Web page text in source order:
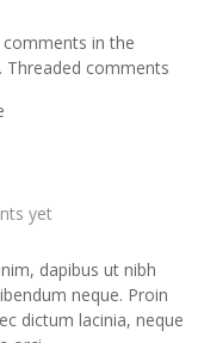
in the
Threaded comments
yet
dapibus ut nibh
neque. Proin
dictum lacinia, neque